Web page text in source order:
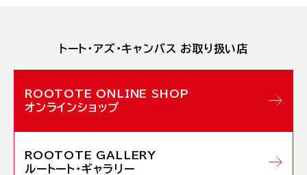
トート・アズ・キャンバス お取り扱い店
オンラインショップ
ルートート・ギャラリー